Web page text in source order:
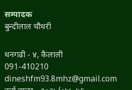
सम्पादक
बुन्दीलाल चौधरी
धनगढी - ४, कैलाली
091-410210
dineshfm93.8mhz@gmail.com